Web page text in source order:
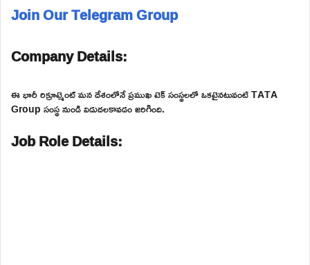
Join Our Telegram Group
Company Details:
ఈ భారీ రిక్రూట్మెంట్ మన దేశంలోనే ప్రముఖ టెక్ సంస్థలలో ఒకటైనటువంటి TATA
Group సంస్థ నుండి విడుదలకావడం జరిగింది.
Job Role Details: